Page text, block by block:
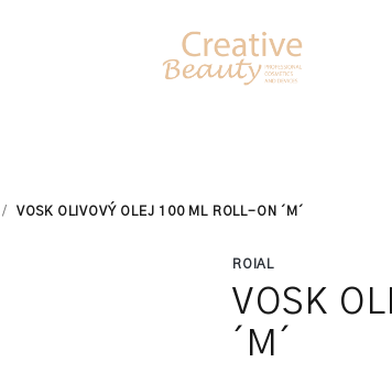
/ VOSK OLIVOVÝ OLEJ 100 ML ROLL-ON ´M´
ROIAL
VOSK
´M´